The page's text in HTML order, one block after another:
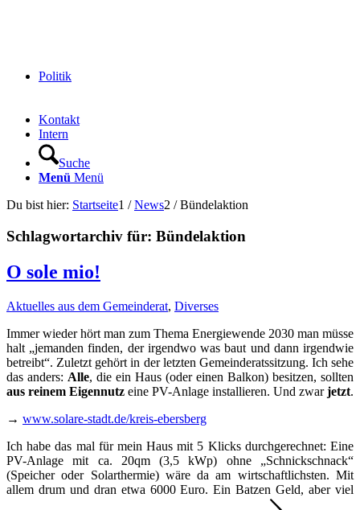
Politik
Kontakt
Intern
Suche
Menü Menü
Du bist hier: Startseite1 / News2 / Bündelaktion
Schlagwortarchiv für: Bündelaktion
O sole mio!
Aktuelles aus dem Gemeinderat, Diverses
Immer wieder hört man zum Thema Energiewende 2030 man müsse
halt „jemanden finden, der irgendwo was baut und dann irgendwie
betreibt“. Zuletzt gehört in der letzten Gemeinderatssitzung. Ich sehe
das anders: Alle, die ein Haus (oder einen Balkon) besitzen, sollten
aus reinem Eigennutz eine PV-Anlage installieren. Und zwarjetzt.
→ www.solare-stadt.de/kreis-ebersberg
Ich habe das mal für mein Haus mit 5 Klicks durchgerechnet: Eine
PV-Anlage mit ca. 20qm (3,5 kWp) ohne „Schnickschnack“
(Speicher oder Solarthermie) wäre da am wirtschaftlichsten. Mit
allem drum und dran etwa 6000 Euro. Ein Batzen Geld, aber viel